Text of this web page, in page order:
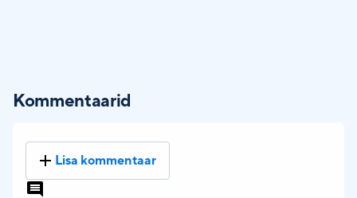
Kommentaarid
Lisa kommentaar